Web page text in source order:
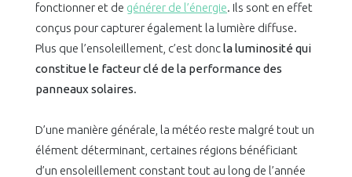
fonctionner et de générer de l’énergie. Ils sont en effet
conçus pour capturer également la lumière diffuse.
Plus que l’ensoleillement, c’est doncla luminosité qui
constitue le facteur clé de la performance des
panneaux solaires.
D’une manière générale, la météo reste malgré tout un
élément déterminant, certaines régions bénéficiant
d’un ensoleillement constant tout au long de l’année